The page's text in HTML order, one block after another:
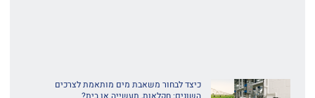
כיצד לבחור משאבת מים מותאמת לצרכים